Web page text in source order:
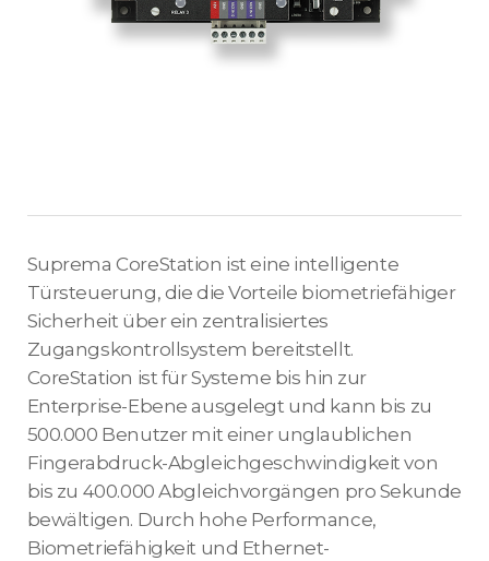
Suprema CoreStation ist eine intelligente
Türsteuerung, die die Vorteile biometriefähiger
Sicherheit über ein zentralisiertes
Zugangskontrollsystem bereitstellt.
CoreStation ist für Systeme bis hin zur
Enterprise-Ebene ausgelegt und kann bis zu
500.000 Benutzer mit einer unglaublichen
Fingerabdruck-Abgleichgeschwindigkeit von
bis zu 400.000 Abgleichvorgängen pro Sekunde
bewältigen. Durch hohe Performance,
Biometriefähigkeit und Ethernet-